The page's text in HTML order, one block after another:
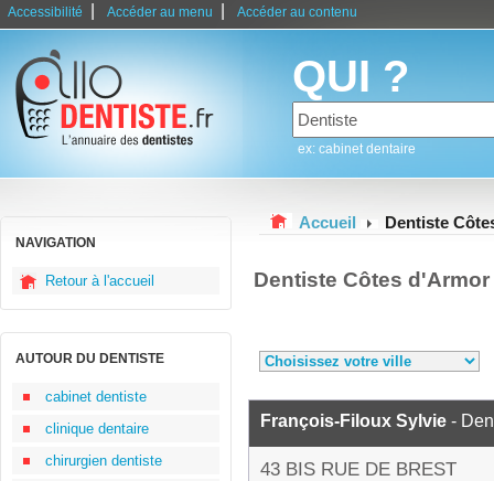
Accessibilité Accéder au menu Accéder au contenu
QUI ?
ex: cabinet dentaire
NAVIGATION
Retour à l'accueil
AUTOUR DU DENTISTE
cabinet dentiste
clinique dentaire
chirurgien dentiste
Accueil Dentiste
Dentiste Côtes d'Armor
François-Filoux Sylvie -
43 BIS RUE DE BREST